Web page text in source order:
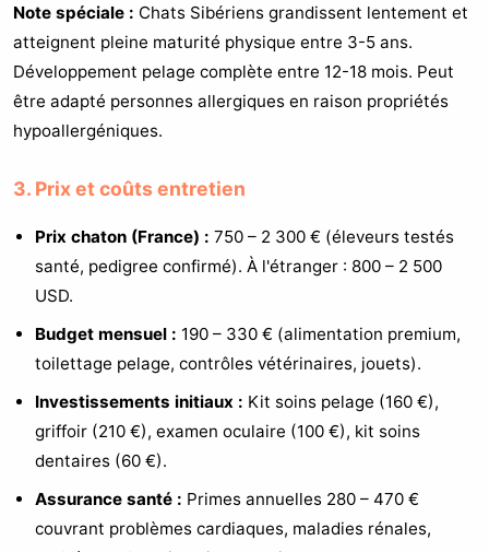
Note spéciale : Chats Sibériens grandissent lentement et
atteignent pleine maturité physique entre 3-5 ans.
Développement pelage complète entre 12-18 mois. Peut
être adapté personnes allergiques en raison propriétés
hypoallergéniques.
3. Prix et coûts entretien
Prix chaton (France) : 750 – 2 300 € (éleveurs testés
santé, pedigree confirmé). À l'étranger : 800 – 2 500
USD.
Budget mensuel : 190 – 330 € (alimentation premium,
toilettage pelage, contrôles vétérinaires, jouets).
Investissements initiaux : Kit soins pelage (160 €),
griffoir (210 €), examen oculaire (100 €), kit soins
dentaires (60 €).
Assurance santé : Primes annuelles 280 – 470 €
couvrant problèmes cardiaques, maladies rénales,